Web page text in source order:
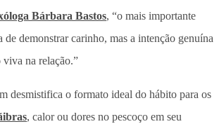
Bárbara Bastos, “o mais importante
de demonstrar carinho, mas a intenção genuína
viva na relação.”
desmistifica o formato ideal do hábito para os
, calor ou dores no pescoço em seu